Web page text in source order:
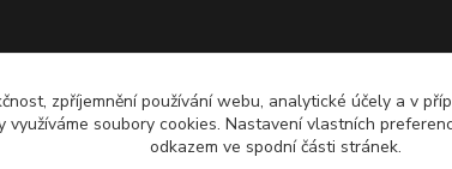
zpříjemnění používání webu, analytické účely a v
využíváme soubory cookies. Nastavení vlastních
odkazem ve spodní části stránek.